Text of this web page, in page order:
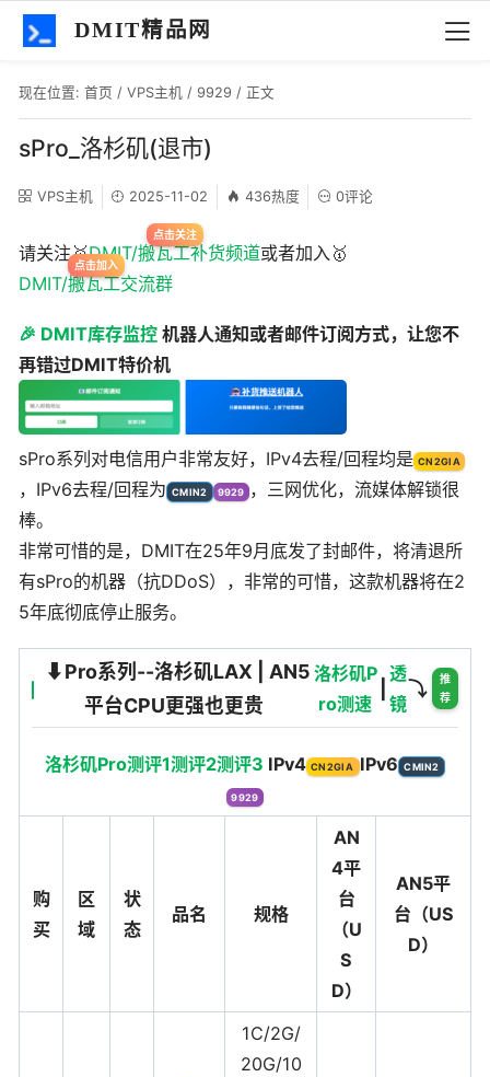
DMIT精品网
现在位置: 首页 / VPS主机 / 9929 / 正文
sPro_洛杉矶(退市)
VPS主机 2025-11-02 436热度 0评论
请关注🥇DMIT/搬瓦工补货频道或者加入🥇
DMIT/搬瓦工交流群
🎉 DMIT库存监控 机器人通知或者邮件订阅方式，让您不
再错过DMIT特价机
sPro系列对电信用户非常友好，IPv4去程/回程均是 CN2GIA
，IPv6去程/回程为 CMIN2 9929 ，三网优化，流媒体解锁很
棒。
非常可惜的是，DMIT在25年9月底发了封邮件，将清退所
有sPro的机器（抗DDoS），非常的可惜，这款机器将在2
5年底彻底停止服务。
⬇️Pro系列--洛杉矶LAX | AN5
平台CPU更强也更贵
洛杉矶P
ro测速
透
镜
⤵️
推
荐
洛杉矶Pro测评1测评2测评3 IPv4 CN2GIA IPv6 CMIN2
9929
购
买
区
域
状
态
品名 规格
AN
4平
台
（U
S
D）
AN5平
台（US
D）
1C/2G/
20G/10